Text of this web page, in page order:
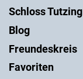
Schloss Tutzing
Blog
Freundeskreis
Favoriten